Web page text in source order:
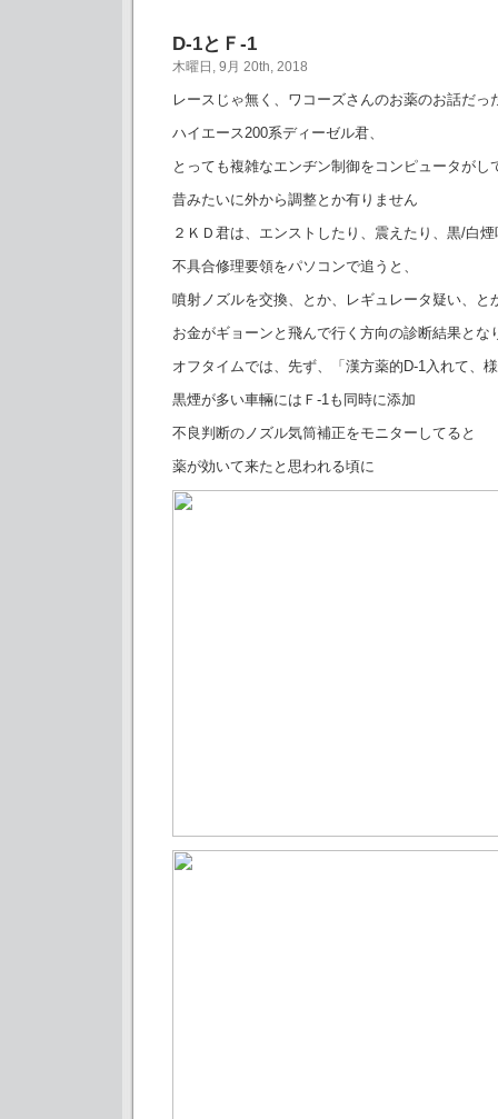
D-1とＦ-1
木曜日, 9月 20th, 2018
レースじゃ無く、ワコーズさんのお薬のお話だっ
ハイエース200系ディーゼル君、
とっても複雑なエンヂン制御をコンピュータがし
昔みたいに外から調整とか有りません
２ＫＤ君は、エンストしたり、震えたり、黒/白
不具合修理要領をパソコンで追うと、
噴射ノズルを交換、とか、レギュレータ疑い、と
お金がギョーンと飛んで行く方向の診断結果とな
オフタイムでは、先ず、「漢方薬的D-1入れて、
黒煙が多い車輛にはＦ-1も同時に添加
不良判断のノズル気筒補正をモニターしてると
薬が効いて来たと思われる頃に